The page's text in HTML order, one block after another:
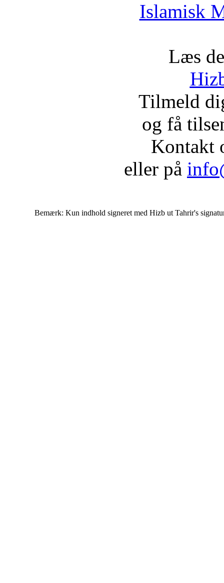
Islamisk
Læs
Tilmeld
og få
Kontakt
eller på
Bemærk: Kun indhold signeret med Hizb ut Tahrir's